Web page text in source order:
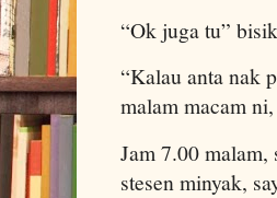
“Ok juga tu”
“Kalau anta nak
malam macam
Jam 7.00
stesen minyak,